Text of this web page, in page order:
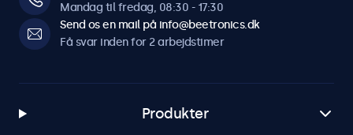
Mandag til fredag, 08:30 - 17:30
Send os en mail på info@beetronics.dk
Få svar inden for 2 arbejdstimer
Produkter